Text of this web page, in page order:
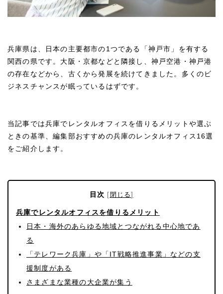
兵庫県は、日本の主要都市の1つである「神戸市」を有する
関西の県です。大阪・京都などと隣接し、神戸空港・神戸港
の存在などから、古くから発展を続けてきました。多くのビ
ジネスチャンスが眠っているはずです。
当記事では兵庫でレンタルオフィスを借りるメリットや選ぶ
ときの基準、編集部おすすめの兵庫のレンタルオフィス16選
をご紹介します。
目次 [ 閉じる]
兵庫でレンタルオフィスを借りるメリット
日本・海外のあらゆる地域とつながれる中心地であ
る
「テレワーク兵庫」や「IT戦略推進事業」などの支
援制度がある
さまざまな業種の大企業が集う